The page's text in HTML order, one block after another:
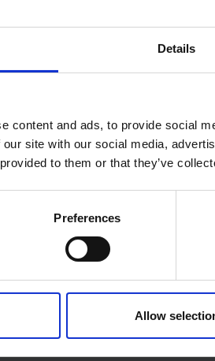
Details
content and ads, to provide social
site with our social media,
to them or that they’ve
Preferences
Allow
das
schnell zu